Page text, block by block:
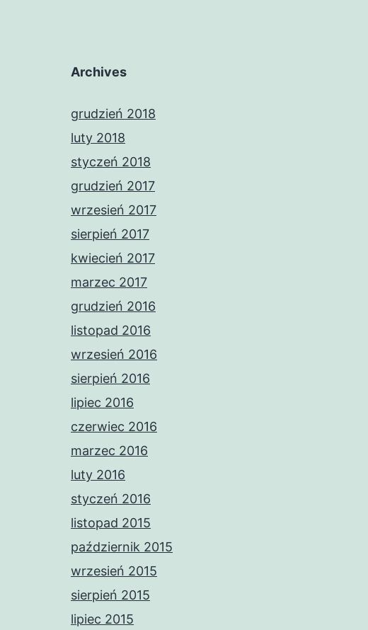
Archives
grudzień 2018
luty 2018
styczeń 2018
grudzień 2017
wrzesień 2017
sierpień 2017
kwiecień 2017
marzec 2017
grudzień 2016
listopad 2016
wrzesień 2016
sierpień 2016
lipiec 2016
czerwiec 2016
marzec 2016
luty 2016
styczeń 2016
listopad 2015
październik 2015
wrzesień 2015
sierpień 2015
lipiec 2015